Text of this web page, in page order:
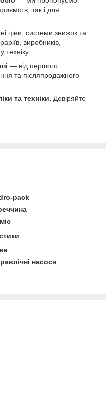
так і для
ціни, системи знижок та
виробників,
техніку.
— від першого
та післяпродажного
та техніки. Довіряйте
pack
насоси